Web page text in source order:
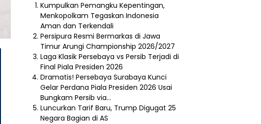
Kumpulkan Pemangku Kepentingan,
Menkopolkam Tegaskan Indonesia
Aman dan Terkendali
Persipura Resmi Bermarkas di Jawa
Timur Arungi Championship 2026/2027
Laga Klasik Persebaya vs Persib Terjadi di
Final Piala Presiden 2026
Dramatis! Persebaya Surabaya Kunci
Gelar Perdana Piala Presiden 2026 Usai
Bungkam Persib via…
Luncurkan Tarif Baru, Trump Digugat 25
Negara Bagian di AS